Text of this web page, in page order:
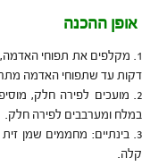
אופן ההכנה
דקות עד שתפוחי האדמה
מועכים לפירה חלק,
במלח ומערבבים לפירה חלק.
בינתיים: מחממים שמן
קלה.